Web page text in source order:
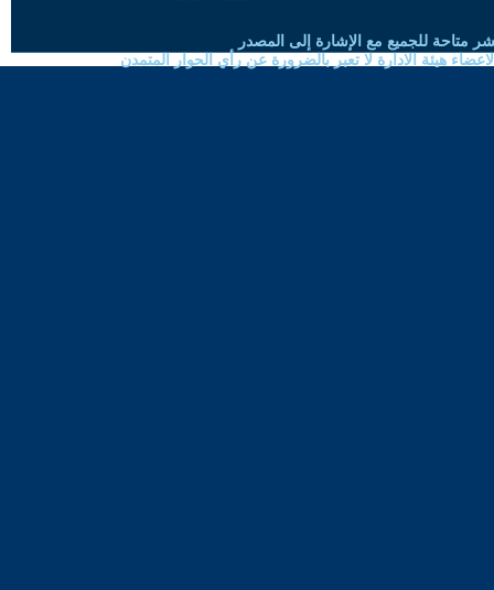
متاحة للجميع مع الإشارة إلى المصدر
هيئة الادارة لا تعبر بالضرورة عن رأي الحوار المتمدن